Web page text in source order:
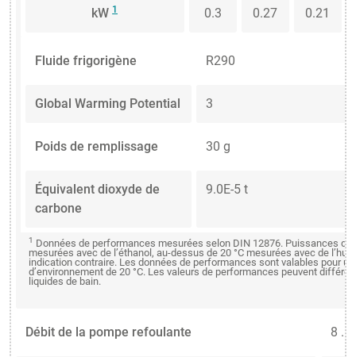
kW1 0.3 0.27 0.21
Fluide frigorigène R290
Global Warming Potential 3
Poids de remplissage 30 g
Équivalent dioxyde de
carbone
9.0E-5 t
1 Données de performances mesurées selon DIN 12876. Puissances de
mesurées avec de l’éthanol, au-dessus de 20 °C mesurées avec de
indication contraire. Les données de performances sont valables pour
d’environnement de 20 °C. Les valeurs de performances peuvent différer
liquides de bain.
Débit de la pompe refoulante 8 ...